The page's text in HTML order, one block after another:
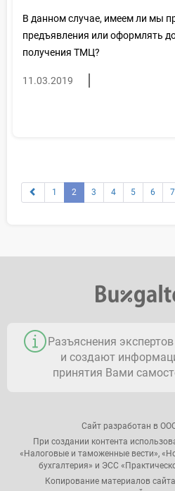
В данном случае, имеем ли мы
предъявления или оформлять
получения ТМЦ?
11.03.2019
1 2 3 4 5 6 7
Разъяснения
и создают
принятия Вами
Сайт разработан в
При создании контента
«Налоговые и таможенные вести»,
бухгалтерия» и ЭСС
Копирование материалов